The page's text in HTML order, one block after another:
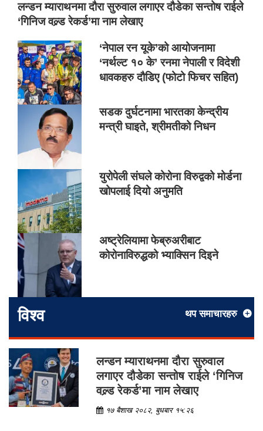
लन्डन म्याराथनमा दौरा सुरुवाल लगाएर दौडेका सन्तोष राईले
‘गिनिज वल्र्ड रेकर्ड’मा नाम लेखाए
‘नेपाल रन यूके’को आयोजनामा
‘नर्थल्ट १० के’ रनमा नेपाली र विदेशी
धावकहरु दौडिए (फोटो फिचर सहित)
सडक दुर्घटनामा भारतका केन्द्रीय
मन्त्री घाइते, श्रीमतीको निधन
युरोपेली संघले कोरोना विरुद्वको मोर्डना
खोपलाई दियो अनुमति
अष्ट्रेलियामा फेब्रुअरीबाट
कोरोनाविरुद्धको भ्याक्सिन दिइने
विश्व थप समाचारहरु
लन्डन म्याराथनमा दौरा सुरुवाल
लगाएर दौडेका सन्तोष राईले ‘गिनिज
वल्र्ड रेकर्ड’मा नाम लेखाए
१७ बैशाख २०८२, बुधबार १५:२६